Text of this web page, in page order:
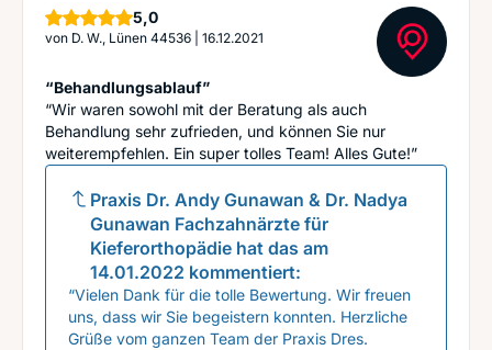
5,0Sterne
von D. W., Lünen 44536 16.12.2021
“Behandlungsablauf”
“Wir waren sowohl mit der Beratung als auch
Behandlung sehr zufrieden, und können Sie nur
weiterempfehlen. Ein super tolles Team! Alles Gute!”
Praxis Dr. Andy Gunawan & Dr. Nadya
Gunawan Fachzahnärzte für
Kieferorthopädie hat das am
14.01.2022 kommentiert:
“Vielen Dank für die tolle Bewertung. Wir freuen
uns, dass wir Sie begeistern konnten. Herzliche
Grüße vom ganzen Team der Praxis Dres.